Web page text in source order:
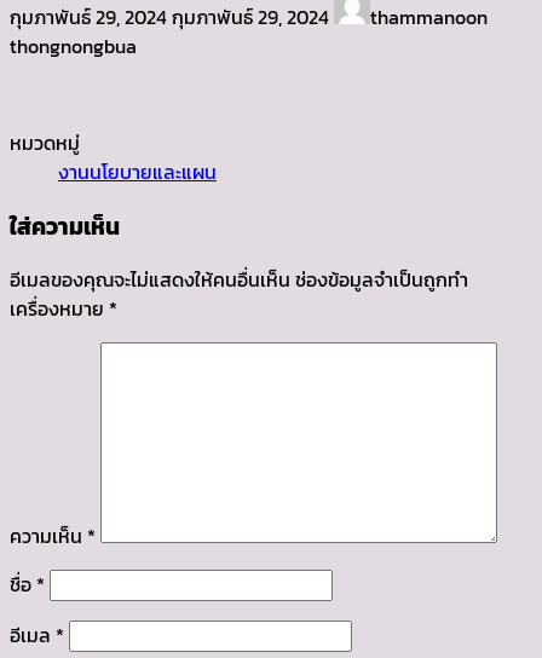
กุมภาพันธ์ 29, 2024 updated
กุมภาพันธ์ 29, 2024
thammanoon
thongnongbua
หมวดหมู่
งานนโยบายและแผน
ใส่ความเห็น
อีเมลของคุณจะไม่แสดงให้คนอื่นเห็น ช่องข้อมูลจำเป็นถูกทำ
เครื่องหมาย *
ความเห็น *
ชื่อ *
อีเมล *